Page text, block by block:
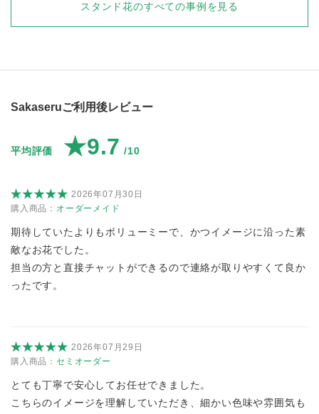
スタンド花のすべての事例を見る
Sakaseruご利用後レビュー
平均評価 ★9.7 /10
2026年07月30日
購入商品： オーダーメイド
期待していたよりもボリューミーで、かつイメージに沿った素
敵なお花でした。
担当の方と直接チャットができるので連絡が取りやすくて良か
ったです。
2026年07月29日
購入商品： セミオーダー
とても丁寧で安心してお任せできました。
こちらのイメージを理解していただき、細かい色味や雰囲気も